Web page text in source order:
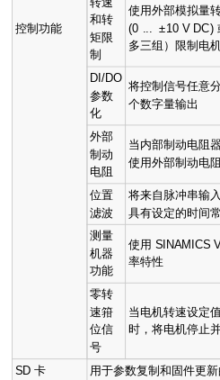
控制功能
和转
矩限
制
使用外部模拟量
(0 ... ±10 V DC)
多三组）限制电
DI/DO
参数
化
将控制信号任意
个数字量输出
外部
制动
电阻
当内部制动电阻
使用外部制动电
位置
滤波
将来自脉冲串输
具有设定的时间
测量
机器
功能
使用 SINAMICS
率特性
零转
速箝
位信
号
当电机转速设定
时，将电机停止
SD 卡 用于参数复制和固件更